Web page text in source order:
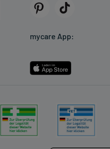
mycare App: